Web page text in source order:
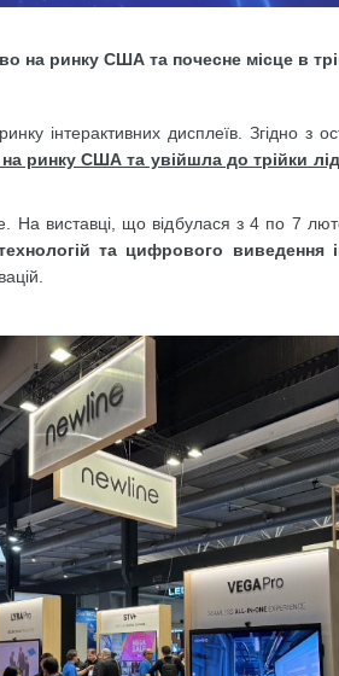
на ринку США та почесне місце в
інтерактивних дисплеїв. Згідно з
ринку США та увійшла до трійки
виставці, що відбулася з 4 по 7
та цифрового виведення